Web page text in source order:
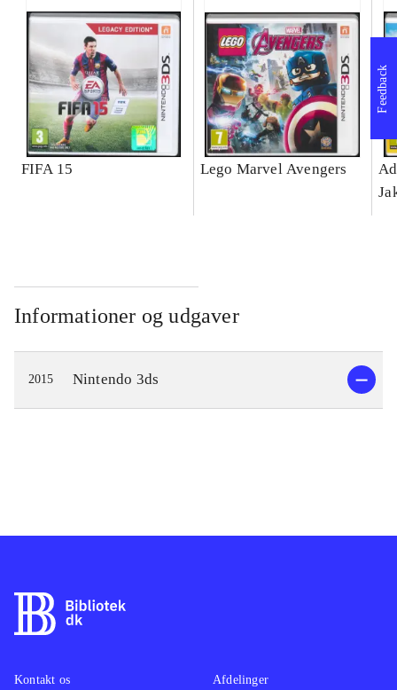
FIFA 15 Lego Marvel Avengers
Informationer og udgaver
2015 Nintendo 3ds
Feedback
Kontakt os
Afdelinger